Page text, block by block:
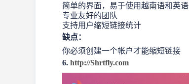
简单的界面，易于使用越南语和英语
专业友好的团队
支持用户缩短链接统计
缺点：
你必须创建一个帐户才能缩短链接
6. http://Shrtfly.com